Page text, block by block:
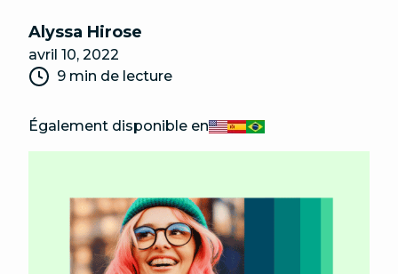
Alyssa Hirose
avril 10, 2022
9 min de lecture
Également disponible enEnglish
Español
Português